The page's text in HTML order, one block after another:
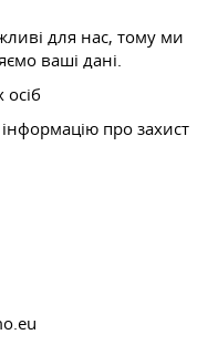
для нас, тому ми
ваші дані.
осіб
про захист